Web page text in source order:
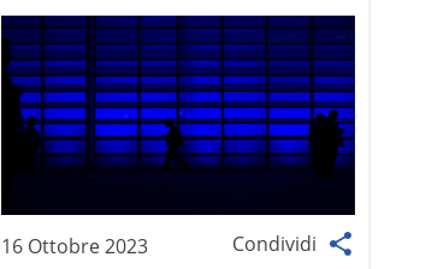
16 Ottobre 2023 Condividi